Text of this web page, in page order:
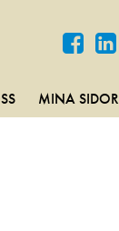
MINA SIDOR